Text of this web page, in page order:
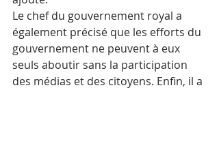
Le chef du gouvernement royal a
également précisé que les efforts du
gouvernement ne peuvent à eux
seuls aboutir sans la participation
des médias et des citoyens. Enfin, il a